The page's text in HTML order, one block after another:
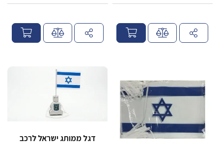
ח
י
ח
י
דגל ממותג ישראל לרכב